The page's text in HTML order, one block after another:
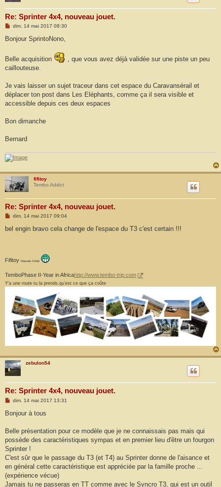
Re: Sprinter 4x4, nouveau jouet.
M
s
e
dim. 14 mai 2017 08:30
Bonjour SprintoNono,
Belle acquisition
, que vous avez déjà validée sur une piste un peu
caillouteuse.
Je vais laisser un sujet traceur dans cet espace du Caravansérail et
déplacer ton post dans Les Eléphants, comme ça il sera visible et
accessible depuis ces deux espaces
Bon dimanche
Bernard
fifitoy
Tembo Addict
Re: Sprinter 4x4, nouveau jouet.
M
s
dim. 14 mai 2017 09:04
bel engin bravo cela change de l'espace du T3 c'est certain !!!
Fifitoy Mauvais Génie
TemboPhase II-Year in Africahttp://www.tembo-trip.com
Y’a une route tu la prends.qu’est ce que ça coûte
zebulon54
Re: Sprinter 4x4, nouveau jouet.
M
s
g
dim. 14 mai 2017 13:31
Bonjour à tous
Belle présentation pour ce modèle que je ne connaissais pas mais qui
possède des caractéristiques sympas et en premier lieu d'être un fourgon
Sprinter !
C'est sûr que le passage du T3 (et T4) au Sprinter donne de l'aisance et
en général cette caractéristique est appréciée par la famille proche ...
(expérience vécue)
Jamais tu ne passeras en TT comme avec le Syncro T3, qui est un outil